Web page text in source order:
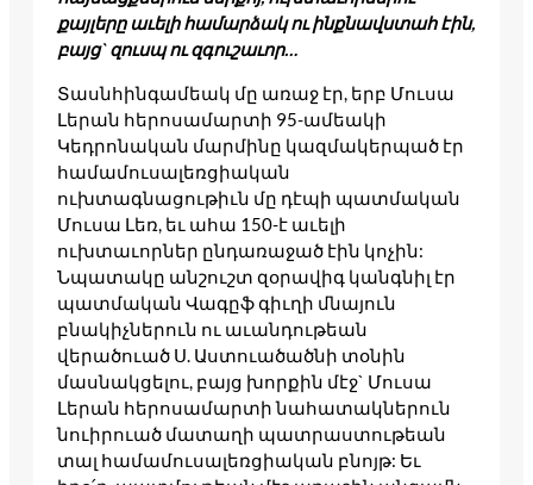
քայլերը աւելի համարձակ ու ինքնավստահ էին,
բայց` զուսպ ու զգուշաւոր…
Տասնհինգամեակ մը առաջ էր, երբ Մուսա
Լերան հերոսամարտի 95-ամեակի
Կեդրոնական մարմինը կազմակերպած էր
համամուսալեռցիական
ուխտագնացութիւն մը դէպի պատմական
Մուսա Լեռ, եւ ահա 150-է աւելի
ուխտաւորներ ընդառաջած էին կոչին:
Նպատակը անշուշտ զօրավիգ կանգնիլ էր
պատմական Վագըֆ գիւղի մնայուն
բնակիչներուն ու աւանդութեան
վերածուած Ս. Աստուածածնի տօնին
մասնակցելու, բայց խորքին մէջ` Մուսա
Լերան հերոսամարտի նահատակներուն
նուիրուած մատաղի պատրաստութեան
տալ համամուսալեռցիական բնոյթ: Եւ